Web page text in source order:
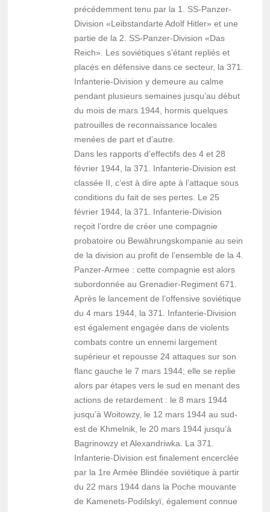
précédemment tenu par la 1. SS-Panzer-
Division «Leibstandarte Adolf Hitler» et une
partie de la 2. SS-Panzer-Division «Das
Reich». Les soviétiques s’étant repliés et
placés en défensive dans ce secteur, la 371.
Infanterie-Division y demeure au calme
pendant plusieurs semaines jusqu’au début
du mois de mars 1944, hormis quelques
patrouilles de reconnaissance locales
menées de part et d’autre.
Dans les rapports d’effectifs des 4 et 28
février 1944, la 371. Infanterie-Division est
classée II, c’est à dire apte à l’attaque sous
conditions du fait de ses pertes. Le 25
février 1944, la 371. Infanterie-Division
reçoit l’ordre de créer une compagnie
probatoire ou Bewährungskompanie au sein
de la division au profit de l’ensemble de la 4.
Panzer-Armee : cette compagnie est alors
subordonnée au Grenadier-Regiment 671.
Après le lancement de l’offensive soviétique
du 4 mars 1944, la 371. Infanterie-Division
est également engagée dans de violents
combats contre un ennemi largement
supérieur et repousse 24 attaques sur son
flanc gauche le 7 mars 1944; elle se replie
alors par étapes vers le sud en menant des
actions de retardement : le 8 mars 1944
jusqu’à Woitowzy, le 12 mars 1944 au sud-
est de Khmelnik, le 20 mars 1944 jusqu’à
Bagrinowzy et Alexandriwka. La 371.
Infanterie-Division est finalement encerclée
par la 1re Armée Blindée soviétique à partir
du 22 mars 1944 dans la Poche mouvante
de Kamenets-Podilskyï, également connue